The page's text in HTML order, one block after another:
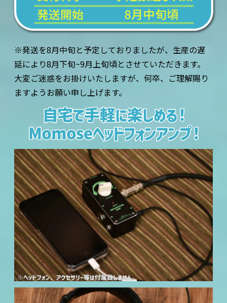
※発送を8月中旬と予定しておりましたが、生産の遅
延により8月下旬~9月上旬頃とさせていただきます。
大変ご迷惑をお掛けいたしますが、何卒、ご理解賜り
ますようお願い申し上げます。